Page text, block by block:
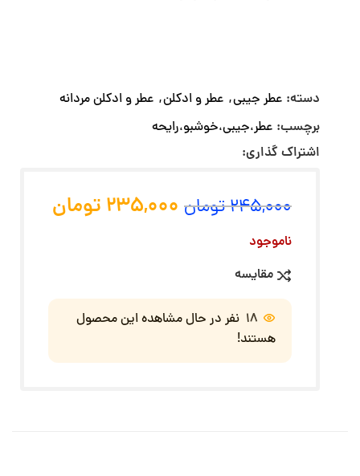
دسته: عطر جیبی, عطر و ادکلن, عطر و ادکلن مردانه
برچسب: عطر،جیبی،خوشبو،رایحه
اشتراک گذاری:
245,000تومان 235,000 تومان
ناموجود
مقایسه
18 نفر در حال مشاهده این محصول
هستند!